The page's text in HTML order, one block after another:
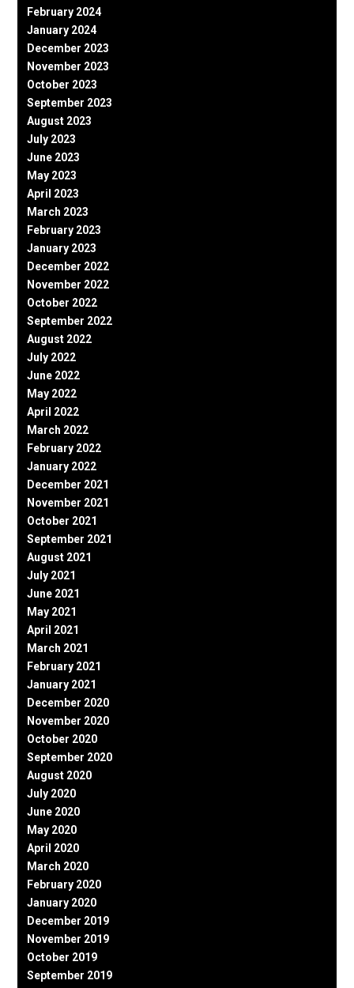
February 2024
January 2024
December 2023
November 2023
October 2023
September 2023
August 2023
July 2023
June 2023
May 2023
April 2023
March 2023
February 2023
January 2023
December 2022
November 2022
October 2022
September 2022
August 2022
July 2022
June 2022
May 2022
April 2022
March 2022
February 2022
January 2022
December 2021
November 2021
October 2021
September 2021
August 2021
July 2021
June 2021
May 2021
April 2021
March 2021
February 2021
January 2021
December 2020
November 2020
October 2020
September 2020
August 2020
July 2020
June 2020
May 2020
April 2020
March 2020
February 2020
January 2020
December 2019
November 2019
October 2019
September 2019